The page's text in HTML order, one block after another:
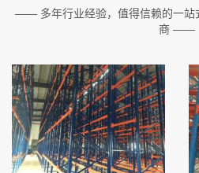
—— 多年行业经验，值得信赖的一站
商 ——